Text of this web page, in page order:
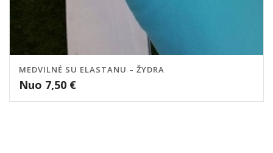
MEDVILNĖ SU ELASTANU – ŽYDRA
Nuo 7,50 €